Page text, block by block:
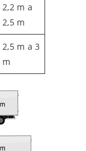
2,2 m a
2,5 m
2,5 m a 3
m